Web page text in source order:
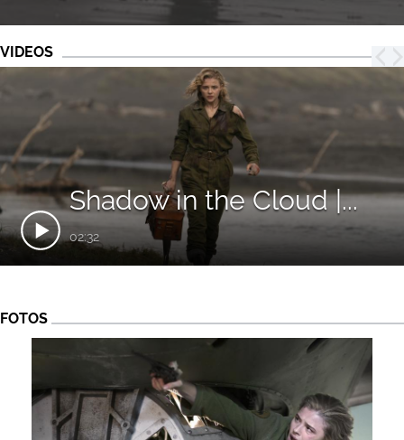
VIDEOS
Shadow in the Cloud |...
02:32
FOTOS